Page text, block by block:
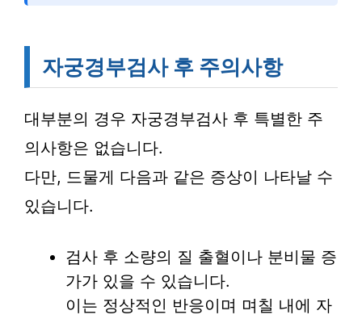
자궁경부검사 후 주의사항
대부분의 경우 자궁경부검사 후 특별한 주
의사항은 없습니다.
다만, 드물게 다음과 같은 증상이 나타날 수
있습니다.
검사 후 소량의 질 출혈이나 분비물 증
가가 있을 수 있습니다.
이는 정상적인 반응이며 며칠 내에 자